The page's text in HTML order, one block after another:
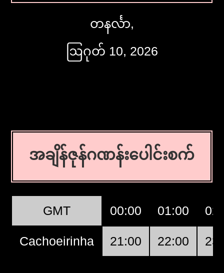
တနင်္လာ,
ဩဂုတ် 10, 2026
အချိန်ဇုန်ဂဏန်းပေါင်းစက်
GMT 00:00 01:00
Cachoeirinha 21:00 22:00